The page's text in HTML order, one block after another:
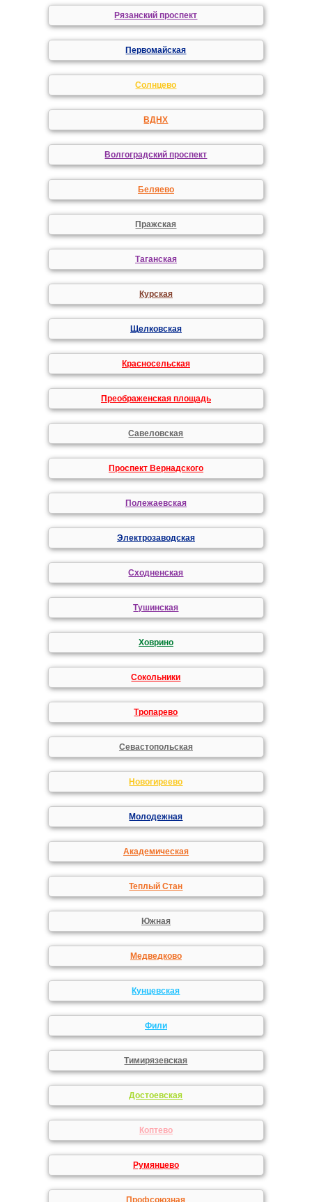
Рязанский проспект
Первомайская
Солнцево
ВДНХ
Волгоградский проспект
Беляево
Пражская
Таганская
Курская
Щелковская
Красносельская
Преображенская площадь
Савеловская
Проспект Вернадского
Полежаевская
Электрозаводская
Сходненская
Тушинская
Ховрино
Сокольники
Тропарево
Севастопольская
Новогиреево
Молодежная
Академическая
Теплый Стан
Южная
Медведково
Кунцевская
Фили
Тимирязевская
Достоевская
Коптево
Румянцево
Профсоюзная